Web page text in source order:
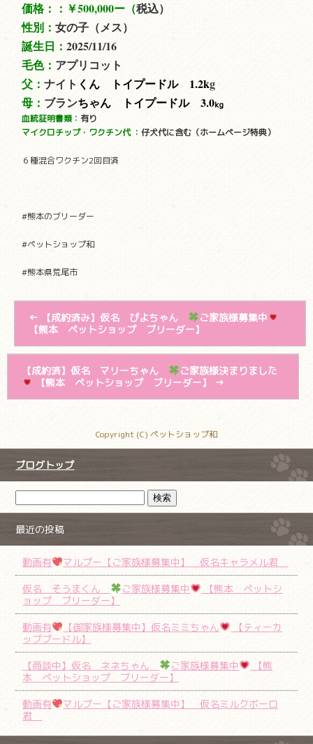
価格：： ￥500,000ー（税込）
性別：女の子（メス）
誕生日：2025/11/16
毛色： アプリコット
父：ナイト くん トイプードル 1.2kg
母： ブランちゃん トイプードル 3.0kg
血統証明書類：有り
マイクロチップ・ワクチン代 ：仔犬代に含む（ホームページ特典）
６種混合ワクチン2回目済
#熊本のブリーダー
#ペットショップ和
#熊本県荒尾市
← 【成約済み】仮名 ぴよちゃん
ご家族様募集中
【熊本 ペットショップ ブリーダー】
【成約済】仮名 マリーちゃん
ご家族様決まりました
【熊本 ペットショップ ブリーダー】
→
Copyright (C) ペットショップ和
ブログトップ
最近の投稿
動画有
マルプー【ご家族様募集中】 仮名キャラメル君
仮名 そうまくん
ご家族様募集中
【熊本 ペットシ
ョップ ブリーダー】
動画有
【御家族様募集中】仮名ミミちゃん
【ティーカ
ッププードル】
【商談中】仮名 ネネちゃん
ご家族様募集中
【熊
本 ペットショップ ブリーダー】
動画有
マルプー【ご家族様募集中】 仮名ミルクボーロ
君